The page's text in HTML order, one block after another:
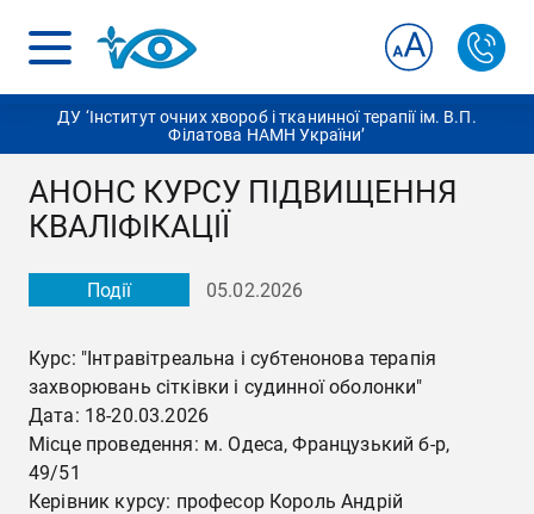
ДУ ‘Інститут очних хвороб і тканинної терапії ім. В.П.
Філатова НАМН України’
АНОНС КУРСУ ПІДВИЩЕННЯ
КВАЛІФІКАЦІЇ
Події 05.02.2026
Курс: "Інтравітреальна і субтенонова терапія
захворювань сітківки і судинної оболонки"
Дата: 18-20.03.2026
Місце проведення: м. Одеса, Французький б-р,
49/51
Керівник курсу: професор Король Андрій